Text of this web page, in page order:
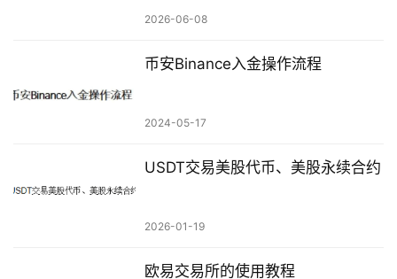
2026-06-08
币安Binance入金操作流程
2024-05-17
USDT交易美股代币、美股永续合约
2026-01-19
欧易交易所的使用教程